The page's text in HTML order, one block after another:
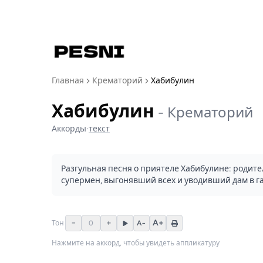
Главная Крематорий Хабибулин
Хабибулин - Крематорий
Аккорды·текст
Разгульная песня о приятеле Хабибулине:
супермен, выгонявший всех и уводивший дам в
Тон − 0 + A− A+
Нажмите на аккорд, чтобы увидеть аппликатуру